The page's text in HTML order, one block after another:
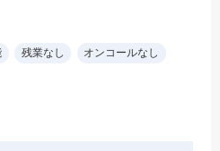
残業なし オンコールなし